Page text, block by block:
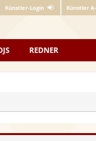
Künstler-Login Künstler
REDNER